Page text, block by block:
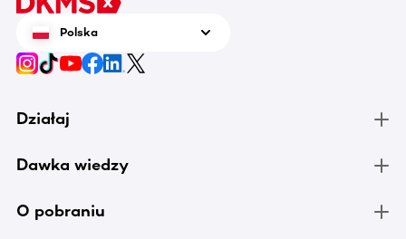
Polska
Działaj
Dawka wiedzy
O pobraniu